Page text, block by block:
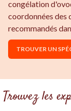
congélation
coordonnées des
recommandés
TROUVER UN
Trouvez les